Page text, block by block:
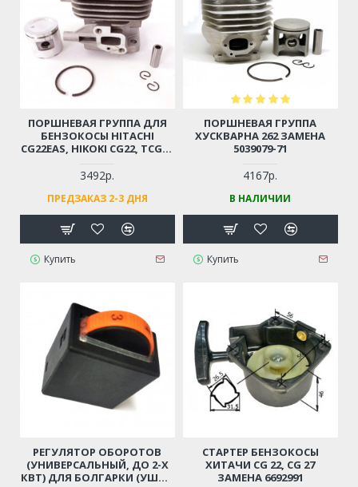
ПОРШНЕВАЯ ГРУППА ДЛЯ
БЕНЗОКОСЫ HITACHI
CG22EAS, HIKOKI CG22, TCG22
3492р.
ПРЕДЗАКАЗ 2-3 ДНЯ
Купить
ПОРШНЕВАЯ ГРУППА
ХУСКВАРНА 262 ЗАМЕНА
5039079-71
4167р.
В НАЛИЧИИ
Купить
РЕГУЛЯТОР ОБОРОТОВ
(УНИВЕРСАЛЬНЫЙ, ДО 2-Х
КВТ) ДЛЯ БОЛГАРКИ (УШМ),
СТАРТЕР БЕНЗОКОСЫ
ХИТАЧИ CG 22, CG 27
ЗАМЕНА 6692991